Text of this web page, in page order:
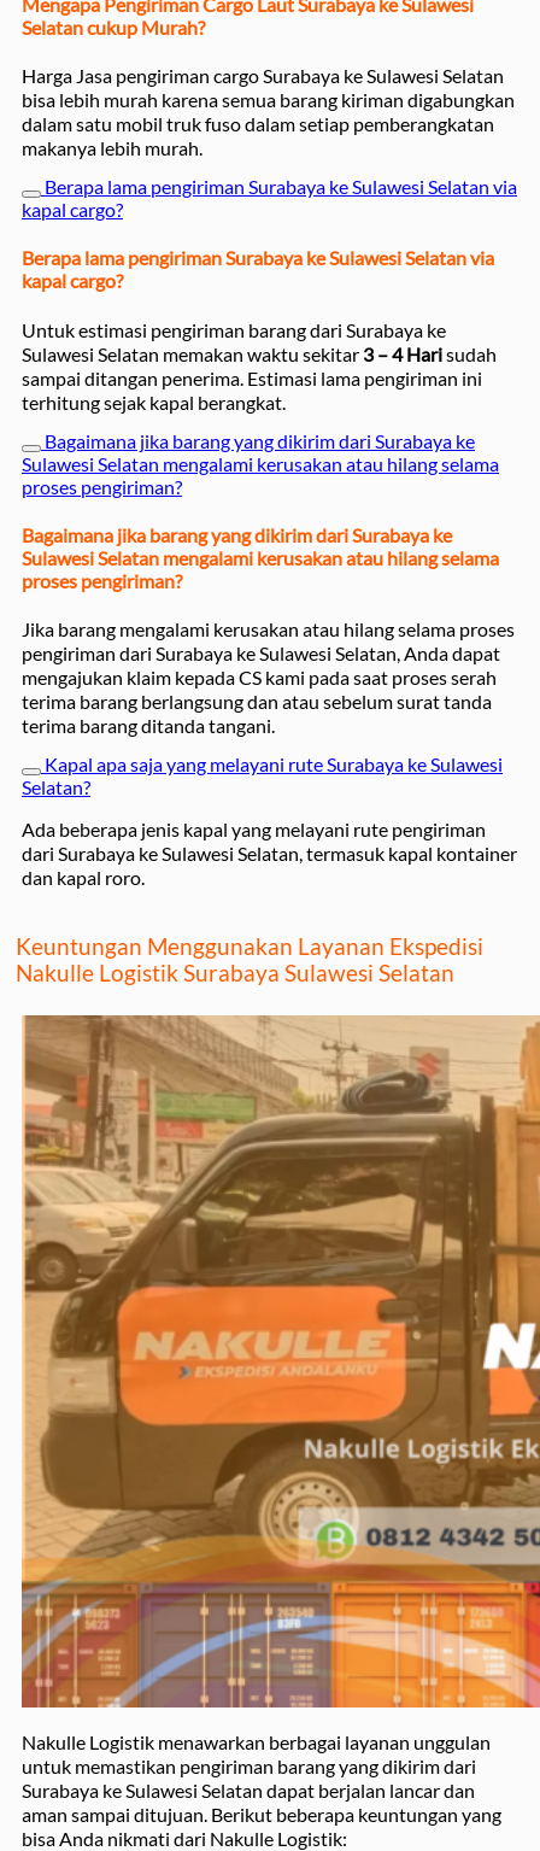
Selatan cukup Murah?
Harga Jasa pengiriman cargo Surabaya ke Sulawesi Selatan
bisa lebih murah karena semua barang kiriman digabungkan
dalam satu mobil truk fuso dalam setiap pemberangkatan
makanya lebih murah.
Berapa lama pengiriman Surabaya ke Sulawesi Selatan via
kapal cargo?
Berapa lama pengiriman Surabaya ke Sulawesi Selatan via
kapal cargo?
Untuk estimasi pengiriman barang dari Surabaya ke
Sulawesi Selatan memakan waktu sekitar 3 – 4 Harisudah
sampai ditangan penerima. Estimasi lama pengiriman ini
terhitung sejak kapal berangkat.
Bagaimana jika barang yang dikirim dari Surabaya ke
Sulawesi Selatan mengalami kerusakan atau hilang selama
proses pengiriman?
Bagaimana jika barang yang dikirim dari Surabaya ke
Sulawesi Selatan mengalami kerusakan atau hilang selama
proses pengiriman?
Jika barang mengalami kerusakan atau hilang selama proses
pengiriman dari Surabaya ke Sulawesi Selatan, Anda dapat
mengajukan klaim kepada CS kami pada saat proses serah
terima barang berlangsung dan atau sebelum surat tanda
terima barang ditanda tangani.
Kapal apa saja yang melayani rute Surabaya ke Sulawesi
Selatan?
Ada beberapa jenis kapal yang melayani rute pengiriman
dari Surabaya ke Sulawesi Selatan, termasuk kapal kontainer
dan kapal roro.
Keuntungan Menggunakan Layanan Ekspedisi
Nakulle Logistik Surabaya Sulawesi Selatan
Nakulle Logistik menawarkan berbagai layanan unggulan
untuk memastikan pengiriman barang yang dikirim dari
Surabaya ke Sulawesi Selatan dapat berjalan lancar dan
aman sampai ditujuan. Berikut beberapa keuntungan yang
bisa Anda nikmati dari Nakulle Logistik: